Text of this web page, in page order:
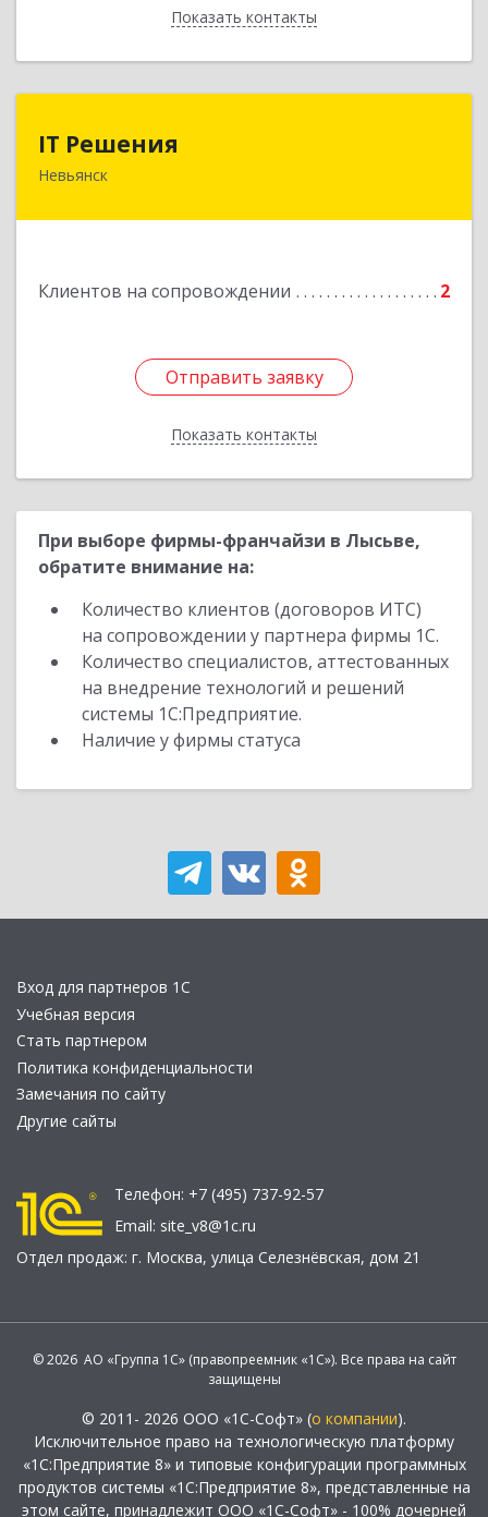
Показать контакты
Назад
IT Решения
Невьянск
Клиентов на сопровождении 2
Отправить заявку
Показать контакты
Отправить заявку
Назад
При выборе фирмы-франчайзи в Лысьве,
обратите внимание на:
Количество клиентов (договоров ИТС)
на сопровождении у партнера фирмы 1С.
Количество специалистов, аттестованных
на внедрение технологий и решений
системы 1С:Предприятие.
Наличие у фирмы статуса
Вход для партнеров 1С
Учебная версия
Стать партнером
Политика конфиденциальности
Замечания по сайту
Другие сайты
Телефон: +7 (495) 737-92-57
Email: site_v8@1c.ru
Отдел продаж: г. Москва, улица Селезнёвская, дом 21
© 2026 АО «Группа 1С» (правопреемник «1С»). Все права на сайт
защищены
© 2011- 2026 ООО «1С-Софт» (о компании).
Исключительное право на технологическую платформу
«1С:Предприятие 8» и типовые конфигурации программных
продуктов системы «1С:Предприятие 8», представленные на
этом сайте, принадлежит ООО «1С-Софт» - 100% дочерней